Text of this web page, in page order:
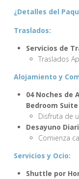
¿Detalles del
Traslados:
Servicios de
Traslados
Alojamiento y
04 Noches de
Bedroom Suite
Disfruta de
Desayuno
Comienza
Servicios y Ocio:
Shuttle por